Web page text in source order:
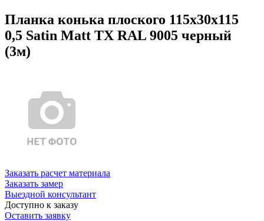
Планка конька плоского 115х30х115
0,5 Satin Matt TX RAL 9005 черный
(3м)
Заказать расчет материала
Заказать замер
Выездной консультант
Доступно к заказу
Оставить заявку